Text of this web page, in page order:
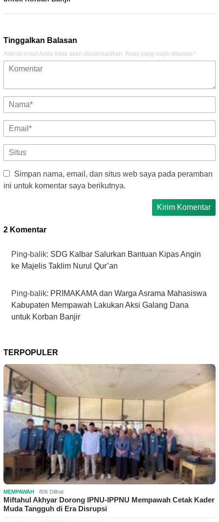
Tinggalkan Balasan
Alamat email Anda tidak akan dipublikasikan. Ruas yang wajib ditandai *
Simpan nama, email, dan situs web saya pada peramban
ini untuk komentar saya berikutnya.
2 Komentar
Ping-balik: SDG Kalbar Salurkan Bantuan Kipas Angin
ke Majelis Taklim Nurul Qur’an
Ping-balik: PRIMAKAMA dan Warga Asrama Mahasiswa
Kabupaten Mempawah Lakukan Aksi Galang Dana
untuk Korban Banjir
TERPOPULER
MEMPAWAH 806 Dilihat
Miftahul Akhyar Dorong IPNU-IPPNU Mempawah Cetak Kader
Muda Tangguh di Era Disrupsi